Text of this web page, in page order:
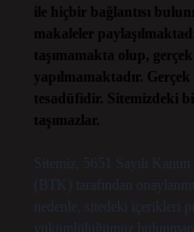
ile hiçbir bağlantısı
makaleler
taşımamakta olup,
yapılmamaktadır.
tesadüfidir. Sitemizdeki
taşımazlar.
Sitemiz, 5651 Sayılı
(BTK) tarafından
nedenle, sitedeki içerikleri
yükümlülüğümüz